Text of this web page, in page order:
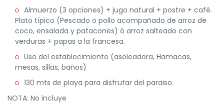
Almuerzo (3 opciones) + jugo natural + postre + café.
Plato típico (Pescado o pollo acompañado de arroz de
coco, ensalada y patacones) ó arroz salteado con
verduras + papas a la francesa.
Uso del establecimiento (asoleadora, Hamacas,
mesas, sillas, baños)
130 mts de playa para disfrutar del paraiso.
NOTA: No incluye